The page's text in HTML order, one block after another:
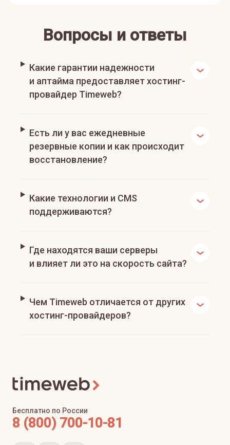
Вопросы и ответы
Какие гарантии надежности
и аптайма предоставляет хостинг-
провайдер Timeweb?
Есть ли у вас ежедневные
резервные копии и как происходит
восстановление?
Какие технологии и CMS
поддерживаются?
Где находятся ваши серверы
и влияет ли это на скорость сайта?
Чем Timeweb отличается от других
хостинг-провайдеров?
Бесплатно по России
8 (800) 700-10-81